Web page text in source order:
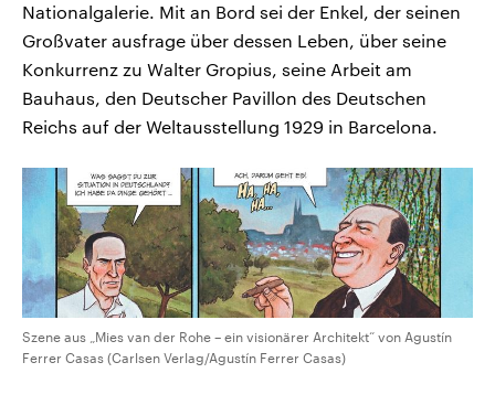
Nationalgalerie. Mit an Bord sei der Enkel, der seinen
Großvater ausfrage über dessen Leben, über seine
Konkurrenz zu Walter Gropius, seine Arbeit am
Bauhaus, den Deutscher Pavillon des Deutschen
Reichs auf der Weltausstellung 1929 in Barcelona.
Szene aus „Mies van der Rohe – ein visionärer Architekt“ von Agustín
Ferrer Casas (Carlsen Verlag/Agustín Ferrer Casas)